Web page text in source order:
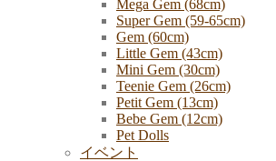
Mega Gem (68cm)
Super Gem (59-65cm)
Gem (60cm)
Little Gem (43cm)
Mini Gem (30cm)
Teenie Gem (26cm)
Petit Gem (13cm)
Bebe Gem (12cm)
Pet Dolls
イベント